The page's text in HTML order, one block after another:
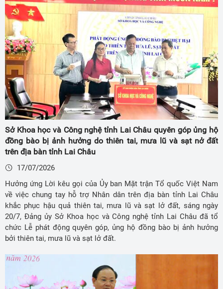
Sở Khoa học và Công nghệ tỉnh Lai Châu quyên góp ủng hộ
đồng bào bị ảnh hưởng do thiên tai, mưa lũ và sạt nở đất
trên địa bàn tỉnh Lai Châu
17/07/2026
Hưởng ứng Lời kêu gọi của Ủy ban Mặt trận Tổ quốc Việt Nam
về việc chung tay hỗ trợ Nhân dân trên địa bàn tỉnh Lai Châu
khắc phục hậu quả thiên tai, mưa lũ và sạt lở đất, sáng ngày
20/7, Đảng ủy Sở Khoa học và Công nghệ tỉnh Lai Châu đã tổ
chức Lễ phát động quyên góp, ủng hộ đồng bào bị ảnh hưởng
bởi thiên tai, mưa lũ và sạt lở đất.